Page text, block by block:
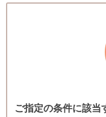
ご指定の条件に該当